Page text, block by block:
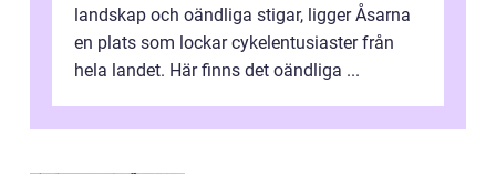
landskap och oändliga stigar, ligger Åsarna
en plats som lockar cykelentusiaster från
hela landet. Här finns det oändliga ...